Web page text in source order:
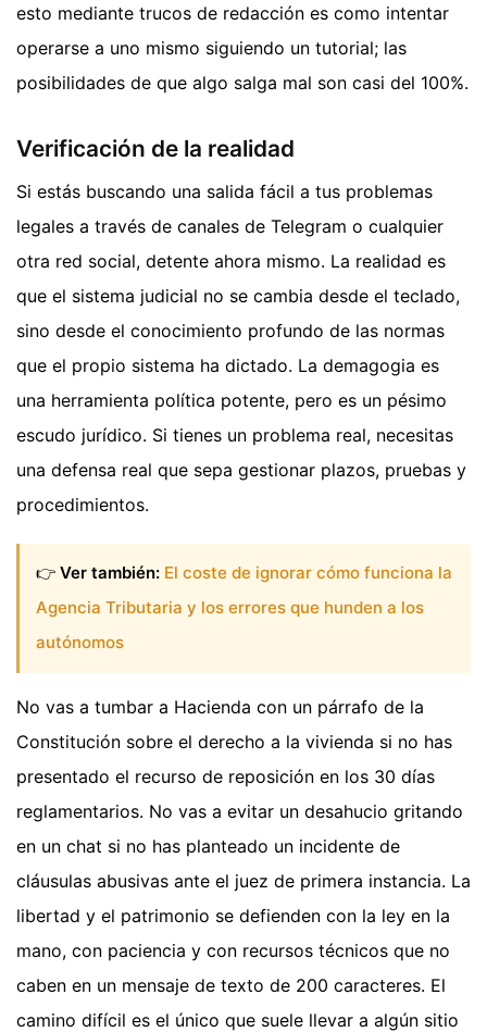
esto mediante trucos de redacción es como intentar
operarse a uno mismo siguiendo un tutorial; las
posibilidades de que algo salga mal son casi del 100%.
Verificación de la realidad
Si estás buscando una salida fácil a tus problemas
legales a través de canales de Telegram o cualquier
otra red social, detente ahora mismo. La realidad es
que el sistema judicial no se cambia desde el teclado,
sino desde el conocimiento profundo de las normas
que el propio sistema ha dictado. La demagogia es
una herramienta política potente, pero es un pésimo
escudo jurídico. Si tienes un problema real, necesitas
una defensa real que sepa gestionar plazos, pruebas y
procedimientos.
👉 Ver también: El coste de ignorar cómo funciona la
Agencia Tributaria y los errores que hunden a los
autónomos
No vas a tumbar a Hacienda con un párrafo de la
Constitución sobre el derecho a la vivienda si no has
presentado el recurso de reposición en los 30 días
reglamentarios. No vas a evitar un desahucio gritando
en un chat si no has planteado un incidente de
cláusulas abusivas ante el juez de primera instancia. La
libertad y el patrimonio se defienden con la ley en la
mano, con paciencia y con recursos técnicos que no
caben en un mensaje de texto de 200 caracteres. El
camino difícil es el único que suele llevar a algún sitio